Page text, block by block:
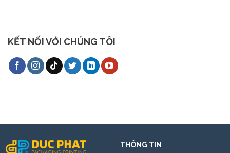
KẾT NỐI VỚI CHÚNG TÔI
THÔNG TIN